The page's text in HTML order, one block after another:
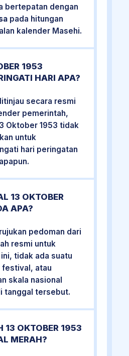
bertepatan dengan
pada hitungan
kalender Masehi.
1953
HARI APA?
secara resmi
pemerintah,
Oktober 1953 tidak
untuk
hari peringatan
13 OKTOBER
APA?
pedoman dari
resmi untuk
tidak ada suatu
festival, atau
skala nasional
tanggal tersebut.
13 OKTOBER 1953
MERAH?